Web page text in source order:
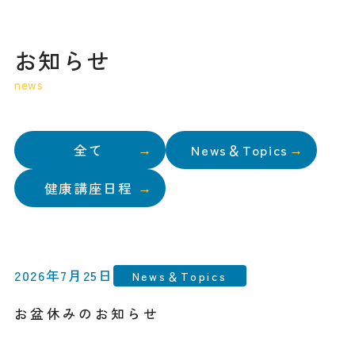
お知らせ
news
全て
News＆Topics
健康講座日程
2026年7月25日 News＆Topics
お盆休みのお知らせ